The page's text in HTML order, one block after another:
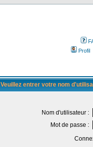
Profil
Veuillez entrer votre nom
Nom d'utilisateur :
Mot de passe :